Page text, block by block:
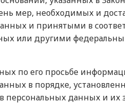
мер, необходимых и
и принятыми в
или другими
по его просьбе
в порядке,
данных и их